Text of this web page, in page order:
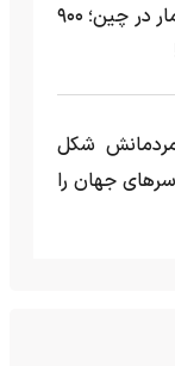
(ویدئو) اعلام وضعیت اضطراری حمله مار‌ در چین؛ ۹۰۰
مردمانش شکل
جهان را